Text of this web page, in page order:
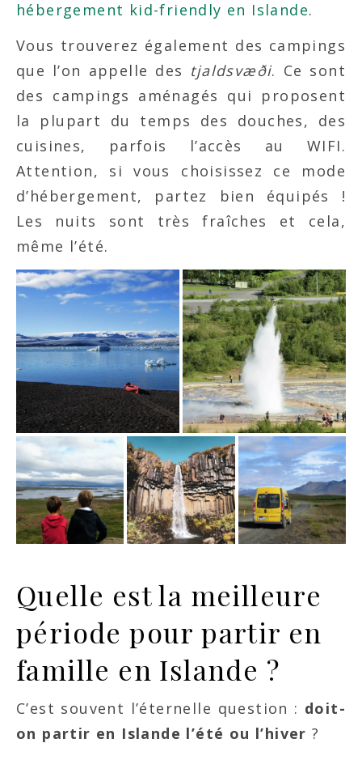
hébergement kid-friendly en Islande.
Vous trouverez également des campings
que l’on appelle des tjaldsvæði. Ce sont
des campings aménagés qui proposent
la plupart du temps des douches, des
cuisines, parfois l’accès au WIFI.
Attention, si vous choisissez ce mode
d’hébergement, partez bien équipés !
Les nuits sont très fraîches et cela,
même l’été.
Quelle est la meilleure
période pour partir en
famille en Islande ?
C’est souvent l’éternelle question : doit-
on partir en Islande l’été ou l’hiver?